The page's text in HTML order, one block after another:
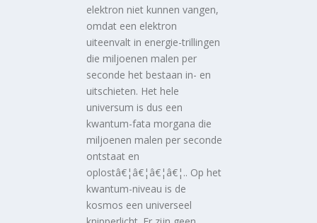
elektron niet kunnen vangen,
omdat een elektron
uiteenvalt in energie-trillingen
die miljoenen malen per
seconde het bestaan in- en
uitschieten. Het hele
universum is dus een
kwantum-fata morgana die
miljoenen malen per seconde
ontstaat en
oplostâ€¦â€¦â€¦â€¦.. Op het
kwantum-niveau is de
kosmos een universeel